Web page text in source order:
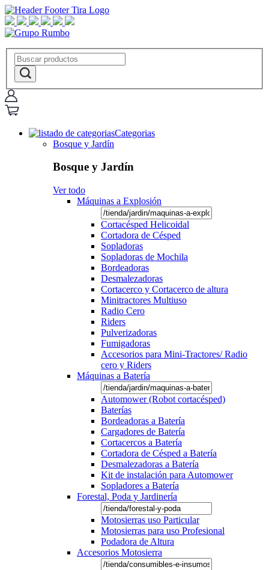
Categorias
Bosque y Jardín
Bosque y Jardín
Ver todo
Máquinas a Explosión
Cortacésped Helicoidal
Cortadora de Césped
Sopladoras
Sopladoras de Mochila
Bordeadoras
Desmalezadoras
Cortacerco y Cortacerco de altura
Minitractores Multiuso
Radio Cero
Riders
Pulverizadoras
Fumigadoras
Accesorios para Mini-Tractores/ Radio
cero y Riders
Máquinas a Batería
Automower (Robot cortacésped)
Baterías
Bordeadoras a Batería
Cargadores de Batería
Cortacercos a Batería
Cortadora de Césped a Batería
Desmalezadoras a Batería
Kit de instalación para Automower
Sopladores a Batería
Forestal, Poda y Jardinería
Motosierras uso Particular
Motosierras para uso Profesional
Podadora de Altura
Accesorios Motosierra